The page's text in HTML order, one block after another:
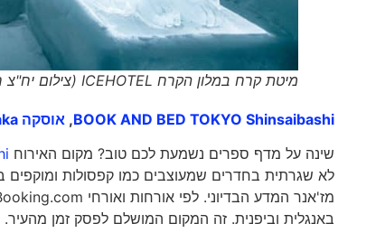
מיטת קרח במלון הקרח ICEHOTEL (צילום יח"צ חו"ל בוקינג.קום)
BOOK AND BED TOKYO Shinsaibashi
,אוסקה Osaka, י
שינה על מדף ספרים נשמעת לכם טוב? מקום האירוח
לא שגרתית בחדרים שמעוצבים כמו קפסולות
באנגלית וביפנית. זה המקום המושלם לפסק זמן מהעיר.